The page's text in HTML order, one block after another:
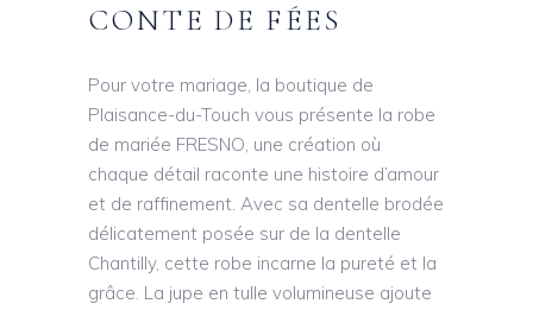
CONTE DE FÉES
Pour votre mariage, la boutique de
Plaisance-du-Touch vous présente la robe
de mariée FRESNO, une création où
chaque détail raconte une histoire d’amour
et de raffinement. Avec sa dentelle brodée
délicatement posée sur de la dentelle
Chantilly, cette robe incarne la pureté et la
grâce. La jupe en tulle volumineuse ajoute